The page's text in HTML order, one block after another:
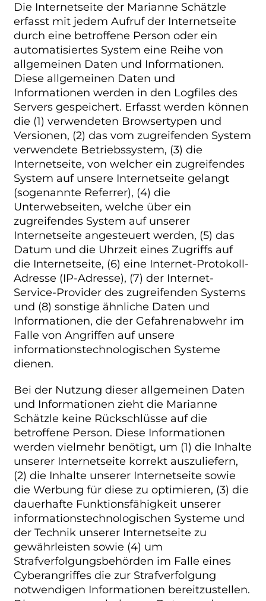
Die Internetseite der Marianne Schätzle
erfasst mit jedem Aufruf der Internetseite
durch eine betroffene Person oder ein
automatisiertes System eine Reihe von
allgemeinen Daten und Informationen.
Diese allgemeinen Daten und
Informationen werden in den Logfiles des
Servers gespeichert. Erfasst werden können
die (1) verwendeten Browsertypen und
Versionen, (2) das vom zugreifenden System
verwendete Betriebssystem, (3) die
Internetseite, von welcher ein zugreifendes
System auf unsere Internetseite gelangt
(sogenannte Referrer), (4) die
Unterwebseiten, welche über ein
zugreifendes System auf unserer
Internetseite angesteuert werden, (5) das
Datum und die Uhrzeit eines Zugriffs auf
die Internetseite, (6) eine Internet-Protokoll-
Adresse (IP-Adresse), (7) der Internet-
Service-Provider des zugreifenden Systems
und (8) sonstige ähnliche Daten und
Informationen, die der Gefahrenabwehr im
Falle von Angriffen auf unsere
informationstechnologischen Systeme
dienen.
Bei der Nutzung dieser allgemeinen Daten
und Informationen zieht die Marianne
Schätzle keine Rückschlüsse auf die
betroffene Person. Diese Informationen
werden vielmehr benötigt, um (1) die Inhalte
unserer Internetseite korrekt auszuliefern,
(2) die Inhalte unserer Internetseite sowie
die Werbung für diese zu optimieren, (3) die
dauerhafte Funktionsfähigkeit unserer
informationstechnologischen Systeme und
der Technik unserer Internetseite zu
gewährleisten sowie (4) um
Strafverfolgungsbehörden im Falle eines
Cyberangriffes die zur Strafverfolgung
notwendigen Informationen bereitzustellen.